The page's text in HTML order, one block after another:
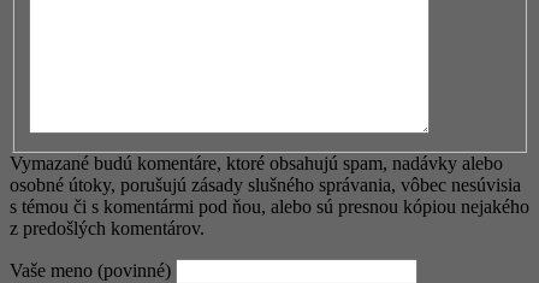
Vymazané budú komentáre, ktoré obsahujú spam, nadávky alebo
osobné útoky, porušujú zásady slušného správania, vôbec nesúvisia
s témou či s komentármi pod ňou, alebo sú presnou kópiou nejakého
z predošlých komentárov.
Vaše meno (povinné)